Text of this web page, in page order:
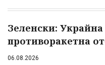
Зеленски:
противоракетна
06.08.2026